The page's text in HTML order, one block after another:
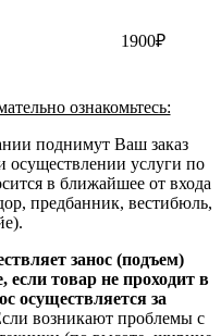
1900₽
ознакомьтесь:
поднимут Ваш заказ
осуществлении услуги по
в ближайшее от входа
предбанник, вестибюль,
занос (подъем)
если товар не проходит в
осуществляется за
возникают проблемы с